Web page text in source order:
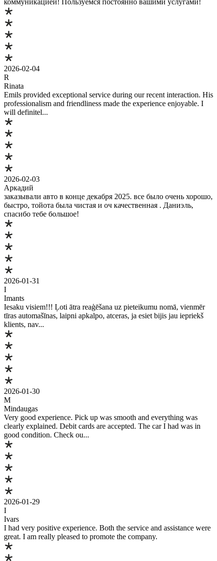
2026-02-04
R
Rinata
Emils provided exceptional service during our recent interaction. His
professionalism and friendliness made the experience enjoyable. I
will definitel...
2026-02-03
Аркадий
заказывали авто в конце декабря 2025. все было очень хорошо,
быстро, тойота была чистая и оч качественная . Даниэль,
спасибо тебе большое!
2026-01-31
I
Imants
Iesaku visiem!!! Ļoti ātra reaģēšana uz pieteikumu nomā, vienmēr
tīras automašīnas, laipni apkalpo, atceras, ja esiet bijis jau iepriekš
klients, nav...
2026-01-30
M
Mindaugas
Very good experience. Pick up was smooth and everything was
clearly explained. Debit cards are accepted. The car I had was in
good condition. Check ou...
2026-01-29
I
Ivars
I had very positive experience. Both the service and assistance were
great. I am really pleased to promote the company.